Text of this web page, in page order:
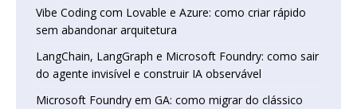
Vibe Coding com Lovable e Azure: como criar rápido
sem abandonar arquitetura
LangChain, LangGraph e Microsoft Foundry: como sair
do agente invisível e construir IA observável
Microsoft Foundry em GA: como migrar do clássico